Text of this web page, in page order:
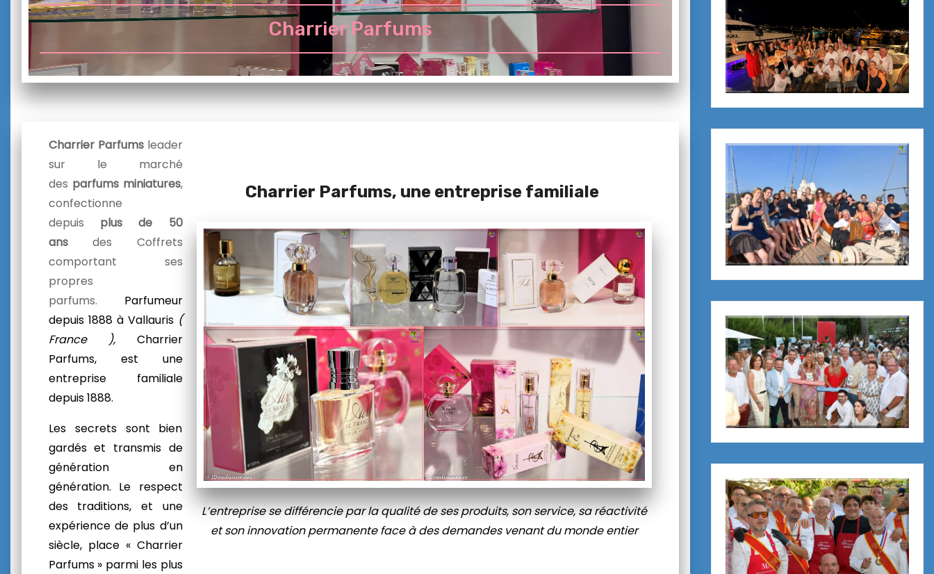
Charrier Parfums
Charrier Parfumsleader
sur le marché
des parfums miniatures,
confectionne
depuis plus de 50
ansdes Coffrets
comportant ses
propres
parfums. Parfumeur
depuis 1888 à Vallauris (
France ),Charrier
Parfums, est une
entreprise familiale
depuis 1888.
Les secrets sont bien
gardés et transmis de
génération en
génération. Le respect
des traditions, et une
expérience de plus d’un
siècle, place « Charrier
Parfums » parmi les plus
Charrier Parfums, une entreprise familiale
L’entreprisese différencie par la qualité de ses produits, son service, sa réactivité
et son innovation permanente face à des demandes venant du monde entier